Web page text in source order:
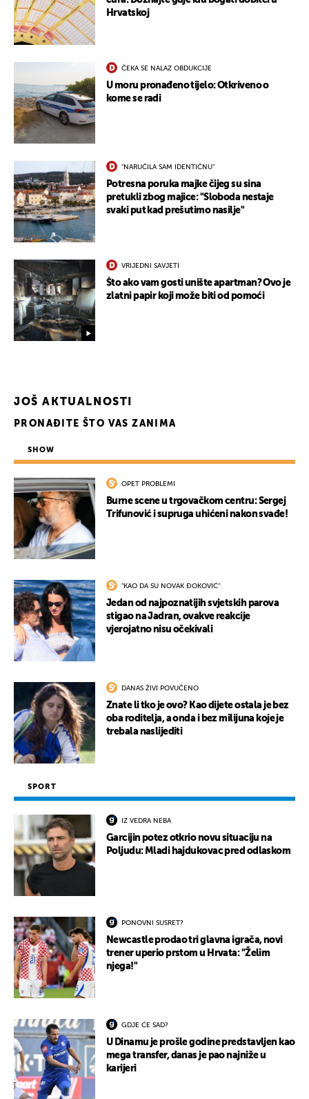
Hrvatskoj
ČEKA SE NALAZ OBDUKCIJE
U moru pronađeno tijelo: Otkriveno o
kome se radi
"NARUČILA SAM IDENTIČNU"
Potresna poruka majke čijeg su sina
pretukli zbog majice: "Sloboda nestaje
svaki put kad prešutimo nasilje"
VRIJEDNI SAVJETI
Što ako vam gosti unište apartman? Ovo je
zlatni papir koji može biti od pomoći
JOŠ AKTUALNOSTI
PRONAĐITE ŠTO VAS ZANIMA
SHOW
OPET PROBLEMI
Burne scene u trgovačkom centru: Sergej
Trifunović i supruga uhićeni nakon svađe!
"KAO DA SU NOVAK ĐOKOVIĆ"
Jedan od najpoznatijih svjetskih parova
stigao na Jadran, ovakve reakcije
vjerojatno nisu očekivali
DANAS ŽIVI POVUČENO
Znate li tko je ovo? Kao dijete ostala je bez
oba roditelja, a onda i bez milijuna koje je
trebala naslijediti
SPORT
IZ VEDRA NEBA
Garcijin potez otkrio novu situaciju na
Poljudu: Mladi hajdukovac pred odlaskom
PONOVNI SUSRET?
Newcastle prodao tri glavna igrača, novi
trener uperio prstom u Hrvata: "Želim
njega!"
GDJE ĆE SAD?
U Dinamu je prošle godine predstavljen kao
mega transfer, danas je pao najniže u
karijeri
UKLJUČITE NOTIFIKACIJE